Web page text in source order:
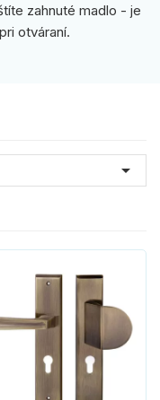
zahnuté madlo - je
otváraní.
